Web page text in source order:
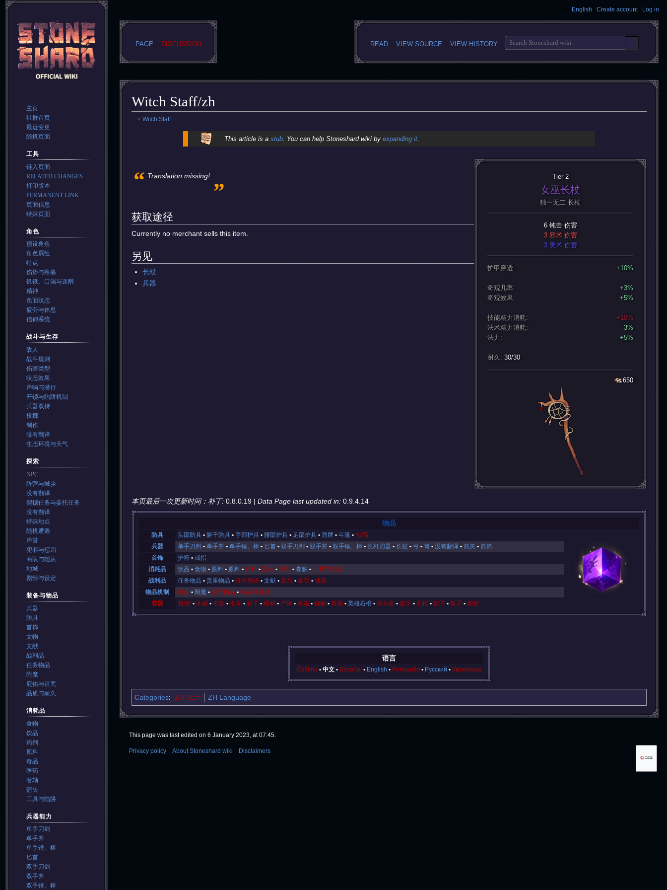
Witch Staff/zh
< Witch Staff
This article is a stub. You can help Stoneshard wiki by expanding it.
Tier 2
女巫长杖
独一无二 长杖
6 钝击 伤害
3 邪术 伤害
3 灵术 伤害
护甲穿透: +10%
奇观几率:
+3%
奇观效果:
+5%
技能精力消耗:
+10%
法术精力消耗:
-3%
法力:
+5%
耐久: 30/30
650
“ Translation missing! „
获取途径
Currently no merchant sells this item.
另见
长杖
兵器
本页最后一次更新时间：补丁: 0.8.0.19 | Data Page last updated in: 0.9.4.14
物品
防具 头部防具 躯干防具 手部护具 腰部护具 足部护具 盾牌 斗篷
包/筒
兵器
单手刀剑 单手斧 单手锤、棒 匕首 双手刀剑 双手斧 双手锤、棒 长杆刃器 长杖 弓 弩 没有翻译 箭矢
箭筒
首饰
护符
戒指
消耗品
饮品 食物 原料 原料 材料 医药 药剂 卷轴
工具与陷阱
战利品
任务物品 贵重物品 没有翻译 文献 废品 金币
钱袋
物品机制
耐久 附魔 诅咒物品
物品稀有度
容器
包/筒 木桶 书架 推车 箱子 棺材 尸体 木箱 碗橱 坟地 英雄石棺 床头柜 架子 石棺 架子 瓶子 橱柜
语言
Čeština 中文 Español English Português Русский Українська
Categories: ZH Staff ZH Language
English Create account Log in
PAGE DISCUSSION READ VIEW SOURCE VIEW HISTORY
S
E
A
C
主页
社群首页
最近变更
随机页面
工具
链入页面
RELATED CHANGES
打印版本
PERMANENT LINK
页面信息
特殊页面
角色
预设角色
角色属性
特点
伤势与疼痛
饥饿、口渴与迷醉
精神
负面状态
疲劳与休息
信仰系统
战斗与生存
敌人
战斗规则
伤害类型
状态效果
声响与潜行
开锁与陷阱机制
兵器双持
投掷
制作
没有翻译
生态环境与天气
探索
NPC
阵营与城乡
没有翻译
契据任务与委托任务
没有翻译
特殊地点
随机遭遇
声誉
犯罪与惩罚
商队与随从
地城
剧情与设定
装备与物品
兵器
防具
首饰
文物
文献
战利品
任务物品
附魔
庇佑与诅咒
品质与耐久
消耗品
食物
饮品
药剂
原料
毒品
医药
卷轴
箭矢
工具与陷阱
兵器能力
单手刀剑
单手斧
单手锤、棒
匕首
双手刀剑
双手斧
双手锤、棒
This page was last edited on 6 January 2023, at 07:45.
Privacy policy About Stoneshard wiki Disclaimers